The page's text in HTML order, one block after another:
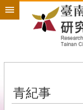
跳到主要內容區塊
搜
尋
政
策
青紀事